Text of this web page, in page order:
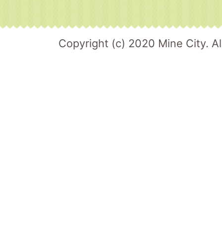
Copyright (c) 2020 Mine City.